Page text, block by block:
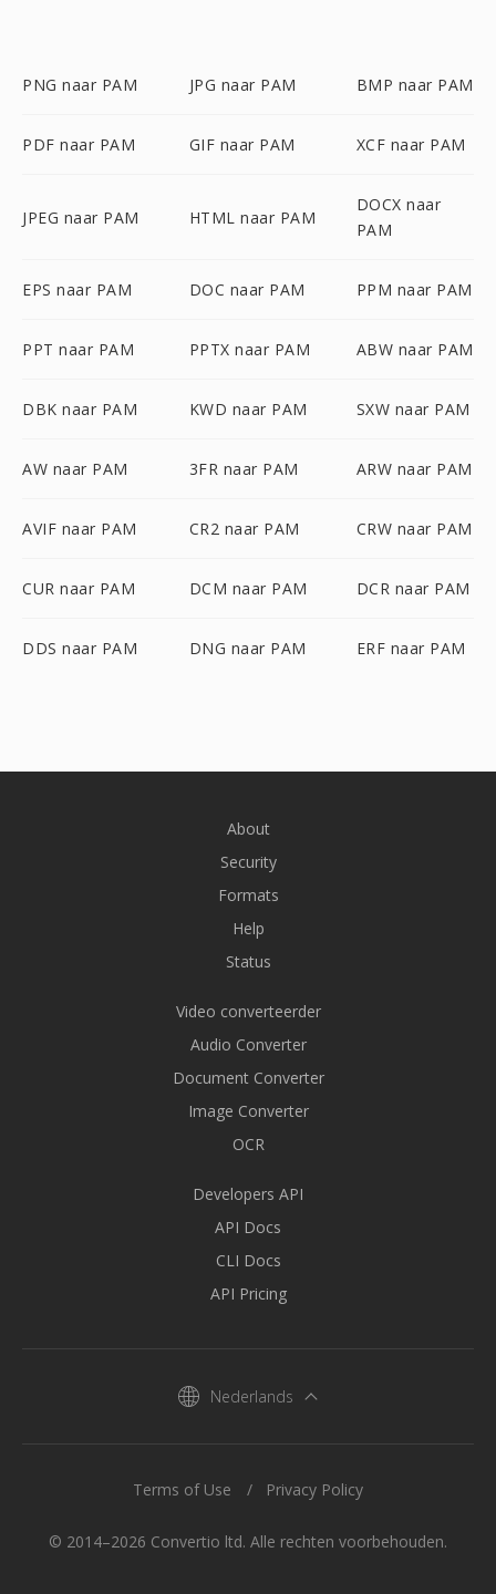
PNG naar PAM JPG naar PAM BMP naar PAM
PDF naar PAM GIF naar PAM XCF naar PAM
JPEG naar PAM HTML naar PAM
DOCX naar
PAM
EPS naar PAM DOC naar PAM PPM naar PAM
PPT naar PAM PPTX naar PAM ABW naar PAM
DBK naar PAM KWD naar PAM SXW naar PAM
AW naar PAM 3FR naar PAM ARW naar PAM
AVIF naar PAM CR2 naar PAM CRW naar PAM
CUR naar PAM DCM naar PAM DCR naar PAM
DDS naar PAM DNG naar PAM ERF naar PAM
About
Security
Formats
Help
Status
Video converteerder
Audio Converter
Document Converter
Image Converter
OCR
Developers API
API Docs
CLI Docs
API Pricing
Nederlands
© 2014–2026 Convertio ltd. Alle rechten voorbehouden.
Terms of Use Privacy Policy